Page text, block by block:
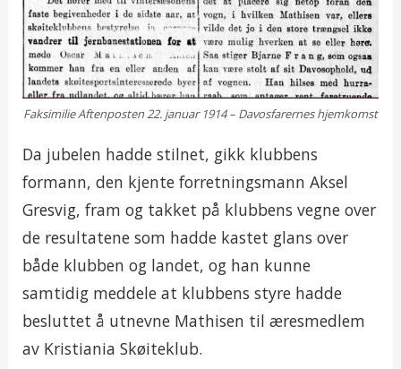
Faksimilie Aftenposten 22. januar 1914 – Davosfarernes hjemkomst
Da jubelen hadde stilnet, gikk klubbens
formann, den kjente forretningsmann Aksel
Gresvig, fram og takket på klubbens vegne over
de resultatene som hadde kastet glans over
både klubben og landet, og han kunne
samtidig meddele at klubbens styre hadde
besluttet å utnevne Mathisen til æresmedlem
av Kristiania Skøiteklub.